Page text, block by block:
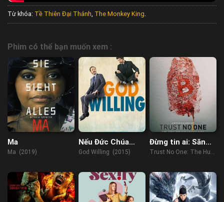
Từ khóa: Tề Thiên Đại Thánh, The Monkey King.
Phim có thể bạn muốn xem :
Ma
Ma (2019)
Nếu Đức Chúa
Muốn
God Willing (2015)
Đừng tin ai: Săn
lùng vua tiền mã
Trust No One: The Hunt
(2022)